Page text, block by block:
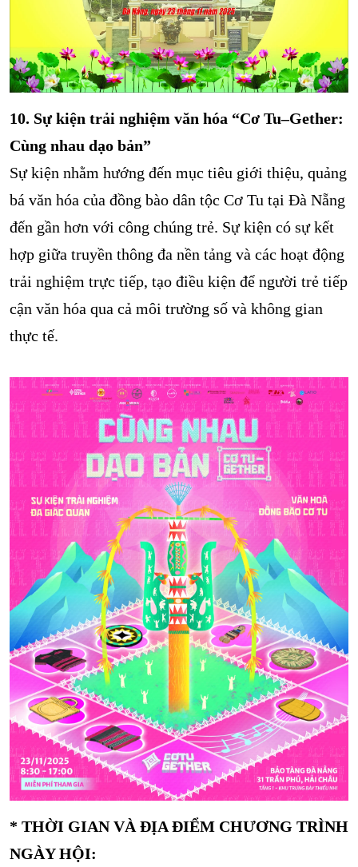
10. Sự kiện trải nghiệm văn hóa “Cơ Tu–Gether:
Cùng nhau dạo bản”
Sự kiện nhằm hướng đến mục tiêu giới thiệu, quảng
bá văn hóa của đồng bào dân tộc Cơ Tu tại Đà Nẵng
đến gần hơn với công chúng trẻ. Sự kiện có sự kết
hợp giữa truyền thông đa nền tảng và các hoạt động
trải nghiệm trực tiếp, tạo điều kiện để người trẻ tiếp
cận văn hóa qua cả môi trường số và không gian
thực tế.
* THỜI GIAN VÀ ĐỊA ĐIỂM CHƯƠNG TRÌNH
NGÀY HỘI: